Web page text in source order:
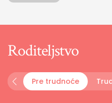
Roditeljstvo
Pre trudnoće